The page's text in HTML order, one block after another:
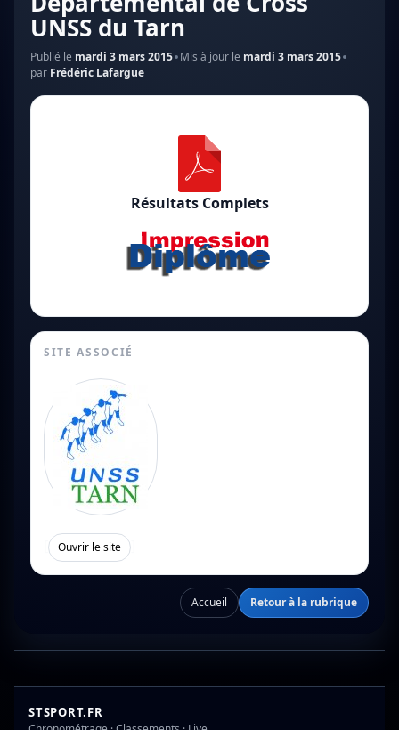
UNSS du Tarn
Publié le mardi 3 mars 2015 Mis à jour le mardi 3 mars 2015
par Frédéric Lafargue
Résultats Complets
SITE ASSOCIÉ
Ouvrir le site
Accueil Retour à la rubrique
STSPORT.FR